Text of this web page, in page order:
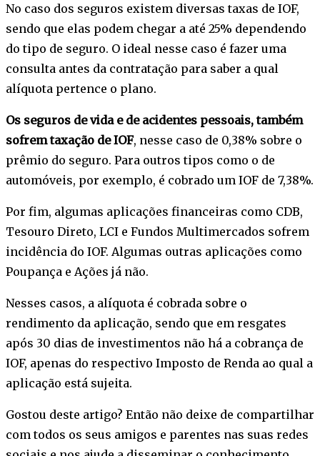
No caso dos seguros existem diversas taxas de IOF,
sendo que elas podem chegar a até 25% dependendo
do tipo de seguro. O ideal nesse caso é fazer uma
consulta antes da contratação para saber a qual
alíquota pertence o plano.
Os seguros de vida e de acidentes pessoais, também
sofrem taxação de IOF, nesse caso de 0,38% sobre o
prêmio do seguro. Para outros tipos como o de
automóveis, por exemplo, é cobrado um IOF de 7,38%.
Por fim, algumas aplicações financeiras como CDB,
Tesouro Direto, LCI e Fundos Multimercados sofrem
incidência do IOF. Algumas outras aplicações como
Poupança e Ações já não.
Nesses casos, a alíquota é cobrada sobre o
rendimento da aplicação, sendo que em resgates
após 30 dias de investimentos não há a cobrança de
IOF, apenas do respectivo Imposto de Renda ao qual a
aplicação está sujeita.
Gostou deste artigo? Então não deixe de compartilhar
com todos os seus amigos e parentes nas suas redes